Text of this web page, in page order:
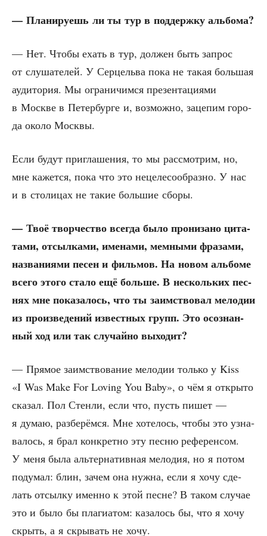
— Пла­ни­ру­ешь ли ты тур в под­держ­ку альбома?
— Нет. Что­бы ехать в тур, дол­жен быть запрос
от слу­ша­те­лей. У Сер­цель­ва пока не такая боль­шая
ауди­то­рия. Мы огра­ни­чим­ся пре­зен­та­ци­я­ми
в Москве в Петер­бур­ге и, воз­мож­но, заце­пим горо­
да око­ло Москвы.
Если будут при­гла­ше­ния, то мы рас­смот­рим, но,
мне кажет­ся, пока что это неце­ле­со­об­раз­но. У нас
и в сто­ли­цах не такие боль­шие сборы.
— Твоё твор­че­ство все­гда было про­ни­за­но цита­
та­ми, отсыл­ка­ми, име­на­ми, мем­ны­ми фра­за­ми,
назва­ни­я­ми песен и филь­мов. На новом аль­бо­ме
все­го это­го ста­ло ещё боль­ше. В несколь­ких пес­
нях мне пока­за­лось, что ты заим­ство­вал мело­дии
из про­из­ве­де­ний извест­ных групп. Это осо­знан­
ный ход или так слу­чай­но выходит?
— Пря­мое заим­ство­ва­ние мело­дии толь­ко у Kiss
«I Was Make For Loving You Baby», о чём я откры­то
ска­зал. Пол Стен­ли, если что, пусть пишет —
я думаю, раз­бе­рём­ся. Мне хоте­лось, что­бы это узна­
ва­лось, я брал кон­крет­но эту пес­ню рефе­рен­сом.
У меня была аль­тер­на­тив­ная мело­дия, но я потом
поду­мал: блин, зачем она нуж­на, если я хочу сде­
лать отсыл­ку имен­но к этой песне? В таком слу­чае
это и было бы пла­ги­а­том: каза­лось бы, что я хочу
скрыть, а я скры­вать не хочу.